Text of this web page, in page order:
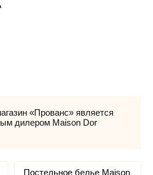
«Прованс» является
дилером Maison Dor
Постельное белье Maison